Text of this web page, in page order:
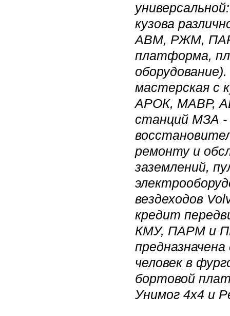
кузова
АВМ, РЖМ,
платформа,
мастерская с
АРОК, МАВР,
станций МЗА -
ремонту и
заземлений,
вездеходов
кредит
КМУ, ПАРМ и
человек в
бортовой
Унимог 4х4 и